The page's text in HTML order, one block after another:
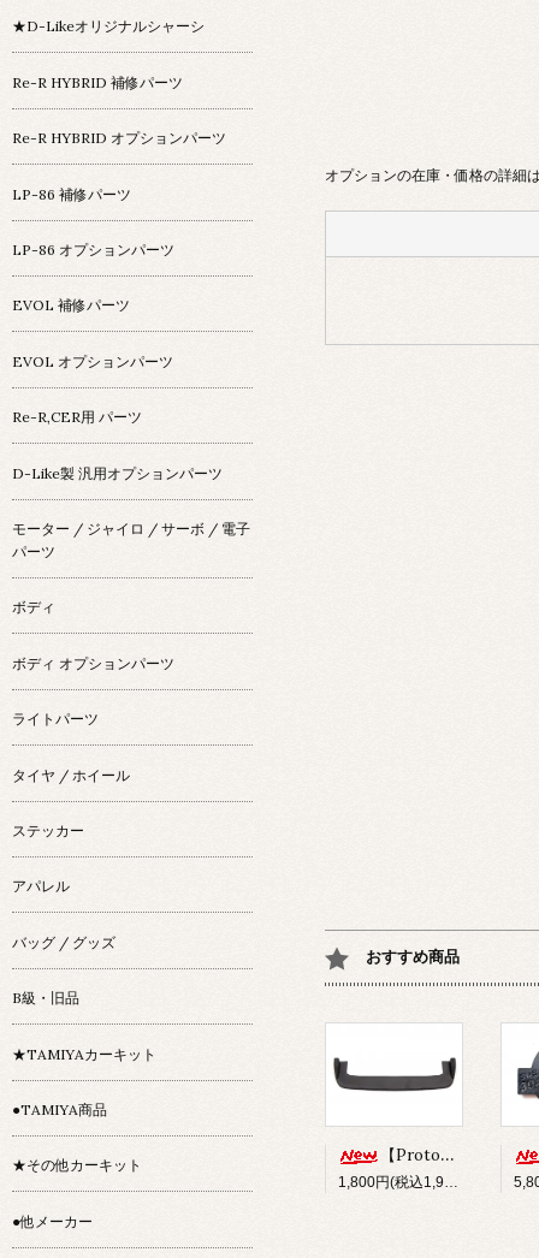
オプションの在庫・価格の詳細
おすすめ商品
【Prototype34】フロントディフューザー
1,800円(税込1,980円)
★D-Likeオリジナルシャーシ
Re-R HYBRID 補修パーツ
Re-R HYBRID オプションパーツ
LP-86 補修パーツ
LP-86 オプションパーツ
EVOL 補修パーツ
EVOL オプションパーツ
Re-R,CER用 パーツ
D-Like製 汎用オプションパーツ
モーター / ジャイロ / サーボ / 電子
パーツ
ボディ
ボディ オプションパーツ
ライトパーツ
タイヤ / ホイール
ステッカー
アパレル
バッグ / グッズ
B級・旧品
★TAMIYAカーキット
●TAMIYA商品
★その他カーキット
●他メーカー